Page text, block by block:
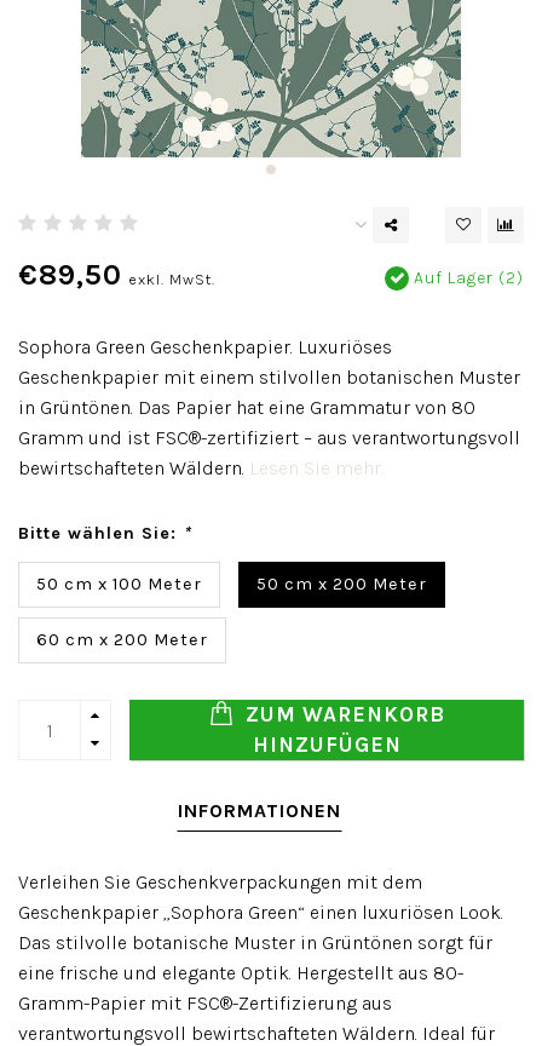
€89,50 exkl. MwSt. Auf Lager (2)
Sophora Green Geschenkpapier. Luxuriöses
Geschenkpapier mit einem stilvollen botanischen Muster
in Grüntönen. Das Papier hat eine Grammatur von 80
Gramm und ist FSC®-zertifiziert – aus verantwortungsvoll
bewirtschafteten Wäldern. Lesen Sie mehr..
Bitte wählen Sie: *
50 cm x 100 Meter 50 cm x 200 Meter
60 cm x 200 Meter
ZUM WARENKORB
HINZUFÜGEN
INFORMATIONEN
Verleihen Sie Geschenkverpackungen mit dem
Geschenkpapier „Sophora Green“ einen luxuriösen Look.
Das stilvolle botanische Muster in Grüntönen sorgt für
eine frische und elegante Optik. Hergestellt aus 80-
Gramm-Papier mit FSC®-Zertifizierung aus
verantwortungsvoll bewirtschafteten Wäldern. Ideal für